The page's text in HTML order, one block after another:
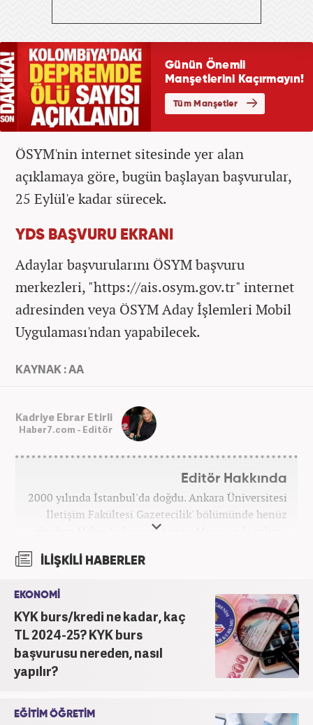
ÖSYM'nin internet sitesinde yer alan
açıklamaya göre, bugün başlayan başvurular,
25 Eylül'e kadar sürecek.
YDS BAŞVURU EKRANI
Adaylar başvurularını ÖSYM başvuru
merkezleri, "https://ais.osym.gov.tr" internet
adresinden veya ÖSYM Aday İşlemleri Mobil
Uygulaması'ndan yapabilecek.
KAYNAK : AA
Kadriye Ebrar Etirli
Haber7.com - Editör
Editör Hakkında
2000 yılında İstanbul'da doğdu. Ankara Üniversitesi
İletişim Fakültesi Gazetecilik' bölümünde henüz
okurken HaberAnkara ve AnkaraMasası'nda çalıştı.
2022 yılındaki mezuniyetinin ardından Beyaz TV'de
'Haber Editörü' pozisyonunda görev aldı. 2024
Editörü kariyerine devam etmektedir.
İLİŞKİLİ HABERLER
EKONOMİ
KYK burs/kredi ne kadar, kaç
TL 2024-25? KYK burs
başvurusu nereden, nasıl
yapılır?
EĞİTİM ÖĞRETİM